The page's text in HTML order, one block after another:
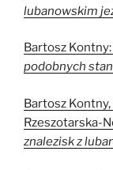
lubanowskim
Bartosz Kontny:
podobnych
Bartosz
Rzeszotarska-
znalezisk z